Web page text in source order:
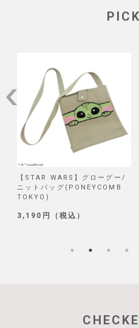
WARS】グローグー/
トバッグ(PONEYCOMB
円（税込）
【
ーリ